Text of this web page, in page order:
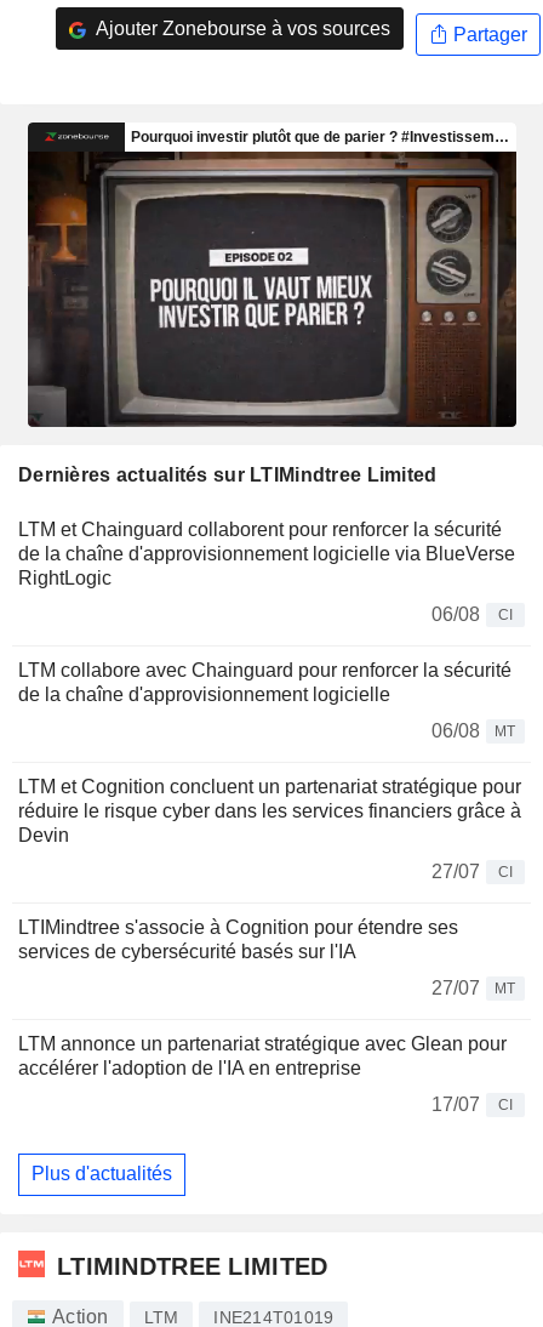
Ajouter Zonebourse à vos sources Partager
Dernières actualités sur LTIMindtree Limited
LTM et Chainguard collaborent pour renforcer la sécurité
de la chaîne d'approvisionnement logicielle via BlueVerse
RightLogic
06/08
CI
LTM collabore avec Chainguard pour renforcer la sécurité
de la chaîne d'approvisionnement logicielle
06/08
MT
LTM et Cognition concluent un partenariat stratégique pour
réduire le risque cyber dans les services financiers grâce à
Devin
27/07
CI
LTIMindtree s'associe à Cognition pour étendre ses
services de cybersécurité basés sur l'IA
27/07
MT
LTM annonce un partenariat stratégique avec Glean pour
accélérer l'adoption de l'IA en entreprise
17/07
CI
Plus d'actualités
LTIMINDTREE LIMITED
Action LTM INE214T01019